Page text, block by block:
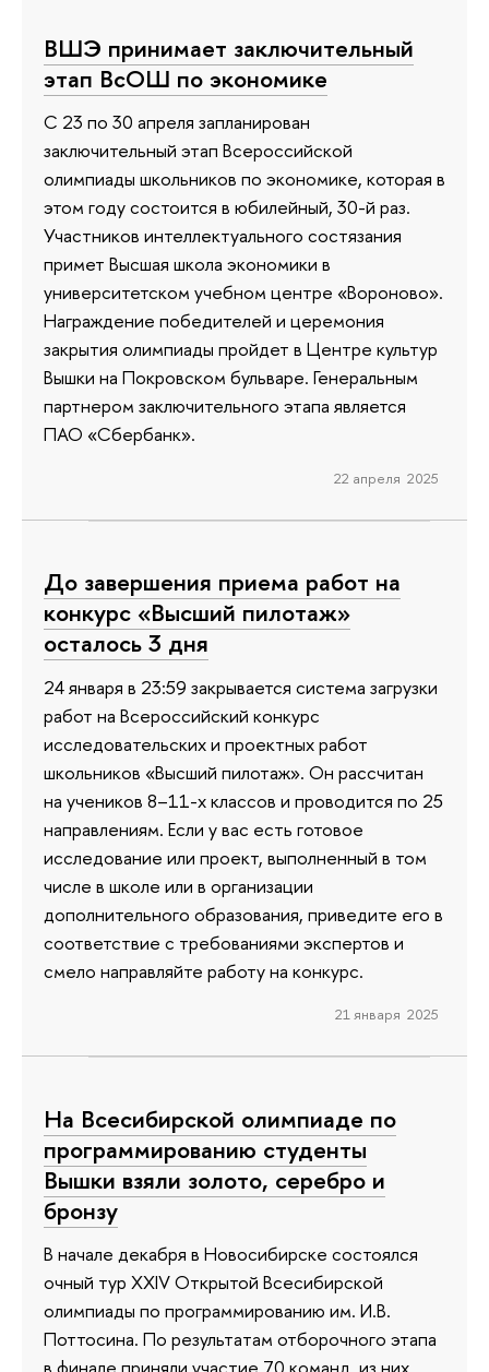
ВШЭ принимает заключительный
этап ВсОШ по экономике
С 23 по 30 апреля запланирован
заключительный этап Всероссийской
олимпиады школьников по экономике, которая в
этом году состоится в юбилейный, 30-й раз.
Участников интеллектуального состязания
примет Высшая школа экономики в
университетском учебном центре «Вороново».
Награждение победителей и церемония
закрытия олимпиады пройдет в Центре культур
Вышки на Покровском бульваре. Генеральным
партнером заключительного этапа является
ПАО «Сбербанк».
22 апреля 2025
До завершения приема работ на
конкурс «Высший пилотаж»
осталось 3 дня
24 января в 23:59 закрывается система загрузки
работ на Всероссийский конкурс
исследовательских и проектных работ
школьников «Высший пилотаж». Он рассчитан
на учеников 8–11-х классов и проводится по 25
направлениям. Если у вас есть готовое
исследование или проект, выполненный в том
числе в школе или в организации
дополнительного образования, приведите его в
соответствие с требованиями экспертов и
смело направляйте работу на конкурс.
21 января 2025
На Всесибирской олимпиаде по
программированию студенты
Вышки взяли золото, серебро и
бронзу
В начале декабря в Новосибирске состоялся
очный тур XXIV Открытой Всесибирской
олимпиады по программированию им. И.В.
Поттосина. По результатам отборочного этапа